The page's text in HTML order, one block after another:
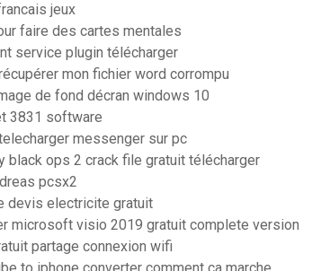
jeux
faire des cartes mentales
service plugin télécharger
mon fichier word corrompu
de fond décran windows 10
3831 software
messenger sur pc
black ops 2 crack file gratuit télécharger
pcsx2
devis electricite gratuit
microsoft visio 2019 gratuit complete version
partage connexion wifi